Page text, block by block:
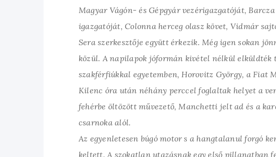
Magyar Vágón- és Gépgyár vezérigazgatóját,
igazgatóját, Colonna herceg olasz követ, Vidmár
Sera szerkesztője együtt érkezik. Még igen sokan
közül. A napilapok jóformán kivétel nélkül elküldték
szakférfiúkkal egyetemben, Horovitz György, a Fiat
Kilenc óra után néhány perccel foglaltak helyet a
fehérbe öltözött művezető, Manchetti jelt ad és a
csarnoka alól.
Az egyenletesen búgó motor s a hangtalanul forgó
keltett. A szokatlan utazásnak egy első pillanatban